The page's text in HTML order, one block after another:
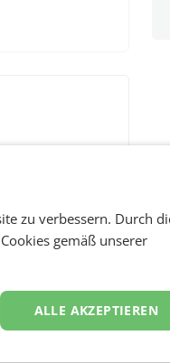
zu verbessern. Durch
gemäß unserer
ALLE AKZEPTIEREN